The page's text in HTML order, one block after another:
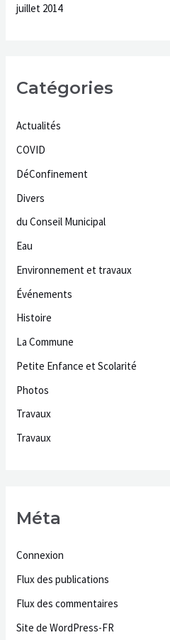
juillet 2014
Catégories
Actualités
COVID
DéConfinement
Divers
du Conseil Municipal
Eau
Environnement et travaux
Événements
Histoire
La Commune
Petite Enfance et Scolarité
Photos
Travaux
Travaux
Méta
Connexion
Flux des publications
Flux des commentaires
Site de WordPress-FR